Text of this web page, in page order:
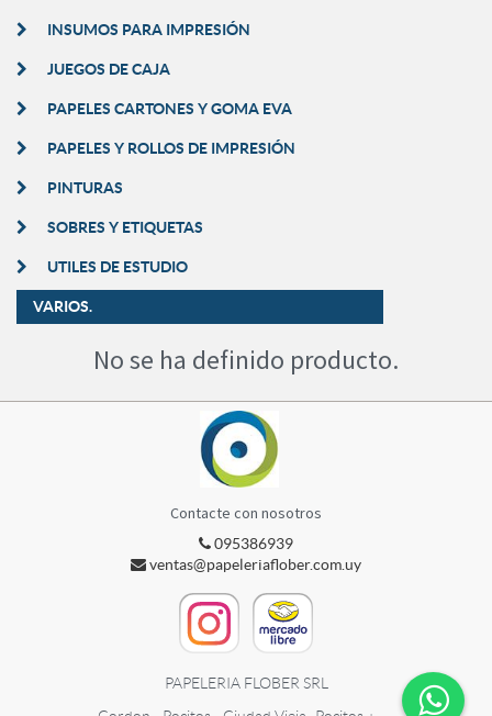
INSUMOS PARA IMPRESIÓN
JUEGOS DE CAJA
PAPELES CARTONES Y GOMA EVA
PAPELES Y ROLLOS DE IMPRESIÓN
PINTURAS
SOBRES Y ETIQUETAS
UTILES DE ESTUDIO
VARIOS.
No se ha definido producto.
Contacte con nosotros
095386939
ventas@papeleriaflober.com.uy
PAPELERIA FLOBER SRL